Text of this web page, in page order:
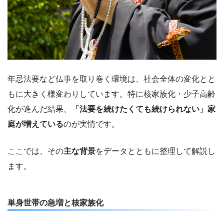
年忌法要など仏事を取り巻く環境は、社会全体の変化とと
もに大きく様変わりしています。特に核家族化・少子高齢
化が進んだ結果、
「法要を続けたくても続けられない」家
庭が増えているのが実情です。
ここでは、その主な背景をデータとともに整理して解説し
ます。
単身世帯の急増と核家族化